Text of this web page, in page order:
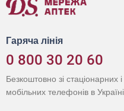
Гаряча лінія
0 800 30 20 60
Безкоштовно зі стаціонарних і
мобільних телефонів в Україні